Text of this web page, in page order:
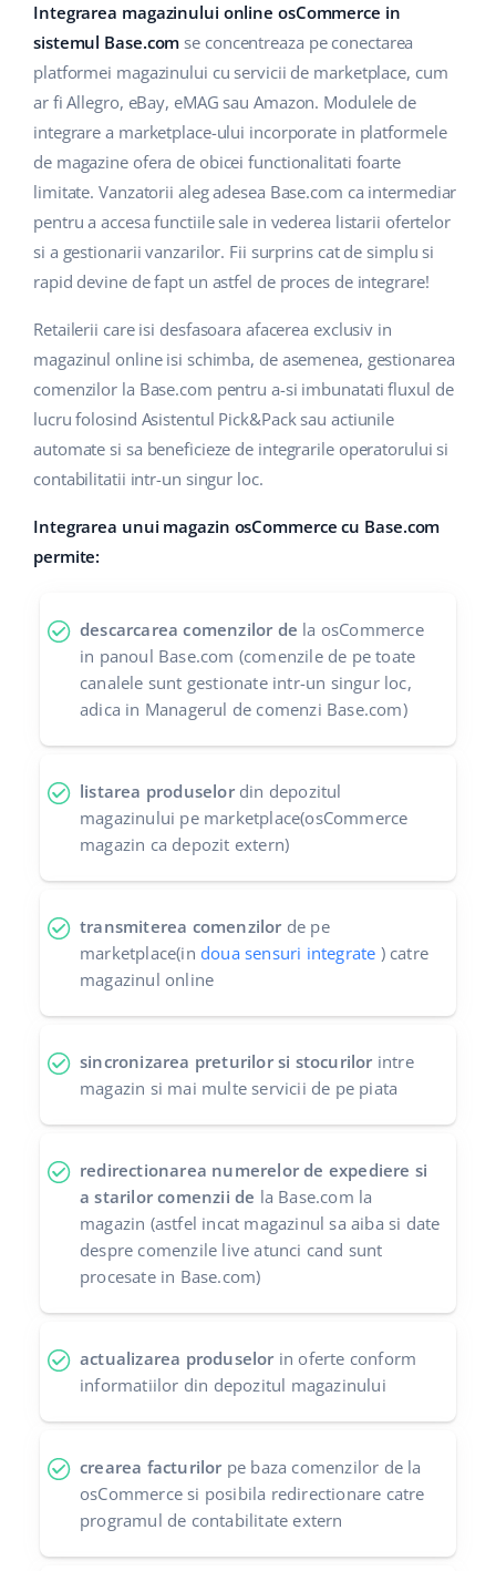
Managementul transporturilor
Automatizarea fluxului de lucru
Base Connect
AI pentru comerțul electronic
Casă și grădină
Produse pentru copii
Electronică
Piese auto
Supermarket
Sănătate și frumusețe
Suport
Blog
Servicii
Implementari de sistem
Auditul conturilor
Altele
Calculatorul de beneficii
Colaborare si parteneri
Contact
english (US)
english (GB)
english (IN)
čeština
deutsch
Ελληνικά
español (AR)
español (MX)
Français
Italiano
polski
română
中文
Integrarea magazinului online osCommerce in
sistemul Base.com se concentreaza pe conectarea
platformei magazinului cu servicii de marketplace, cum
ar fi Allegro, eBay, eMAG sau Amazon. Modulele de
integrare a marketplace-ului incorporate in platformele
de magazine ofera de obicei functionalitati foarte
limitate. Vanzatorii aleg adesea Base.com ca intermediar
pentru a accesa functiile sale in vederea listarii ofertelor
si a gestionarii vanzarilor. Fii surprins cat de simplu si
rapid devine de fapt un astfel de proces de integrare!
Retailerii care isi desfasoara afacerea exclusiv in
magazinul online isi schimba, de asemenea, gestionarea
comenzilor la Base.com pentru a-si imbunatati fluxul de
lucru folosind Asistentul Pick&Pack sau actiunile
automate si sa beneficieze de integrarile operatorului si
contabilitatii intr-un singur loc.
Integrarea unui magazin osCommerce cu Base.com
permite:
descarcarea comenzilor de la osCommerce
in panoul Base.com (comenzile de pe toate
canalele sunt gestionate intr-un singur loc,
adica in Managerul de comenzi Base.com)
listarea produselordin depozitul
magazinului pe marketplace(osCommerce
magazin ca depozit extern)
transmiterea comenzilor de pe
marketplace(in doua sensuri integrate ) catre
magazinul online
sincronizarea preturilor si stocurilor intre
magazin si mai multe servicii de pe piata
redirectionarea numerelor de expediere si
a starilor comenzii de la Base.com la
magazin (astfel incat magazinul sa aiba si date
despre comenzile live atunci cand sunt
procesate in Base.com)
actualizarea produselor in oferte conform
informatiilor din depozitul magazinului
crearea facturilor pe baza comenzilor de la
osCommerce si posibila redirectionare catre
programul de contabilitate extern